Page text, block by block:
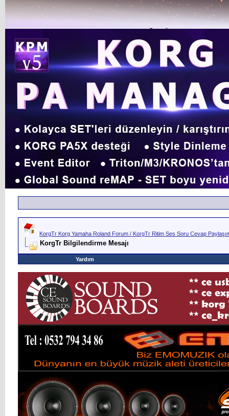
KorgTr Korg Yamaha Roland Forum / KorgTr Ritim Ses Soru Cevap
KorgTr Bilgilendirme Mesajı
Yardım